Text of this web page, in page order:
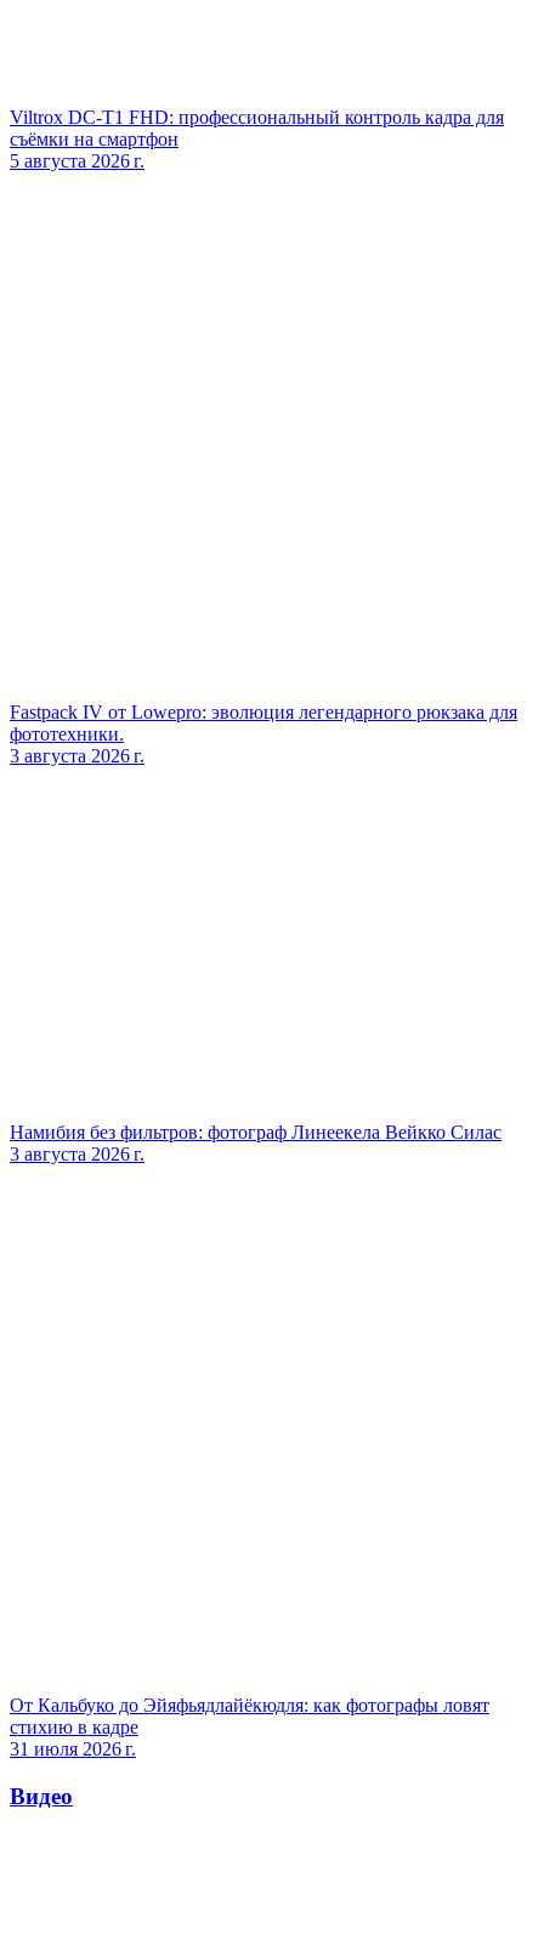
Viltrox DC‑T1 FHD: профессиональный контроль кадра для
съёмки на смартфон
5 августа 2026 г.
Fastpack IV от Lowepro: эволюция легендарного рюкзака для
фототехники.
3 августа 2026 г.
Намибия без фильтров: фотограф Линеекела Вейкко Силас
3 августа 2026 г.
От Кальбуко до Эйяфьядлайёкюдля: как фотографы ловят
стихию в кадре
31 июля 2026 г.
Видео